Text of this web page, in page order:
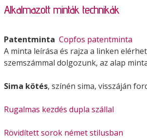
Alkalmazott minták technikák
Patentminta Copfos patentminta
A minta leírása és rajza a linken
szemszámmal dolgozunk, az alap
Sima kötés, színén sima, visszáján
Rugalmas kezdés dupla szállal
Rövidített sorok német stilusban